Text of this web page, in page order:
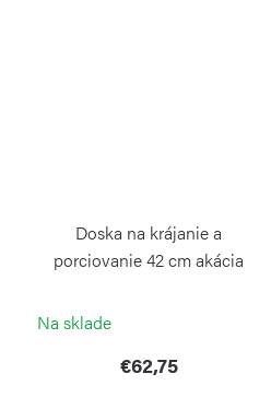
Doska na krájanie a
porciovanie 42 cm akácia
Na sklade
€62,75